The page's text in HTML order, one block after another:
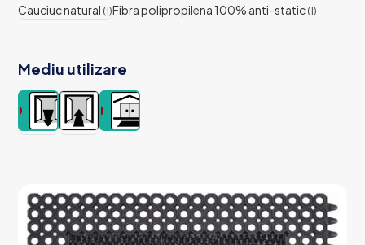
Cauciuc natural (1)Fibra polipropilena 100% anti-static(1)
Mediu utilizare